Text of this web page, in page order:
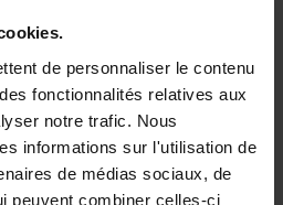
de personnaliser le contenu
fonctionnalités relatives aux
notre trafic. Nous
informations sur l'utilisation de
de médias sociaux, de
peuvent combiner celles-ci
(2)